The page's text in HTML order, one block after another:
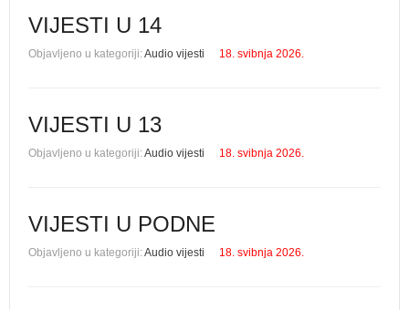
VIJESTI U 14
Objavljeno u kategoriji:Audio vijesti 18. svibnja 2026.
VIJESTI U 13
Objavljeno u kategoriji:Audio vijesti 18. svibnja 2026.
VIJESTI U PODNE
Objavljeno u kategoriji:Audio vijesti 18. svibnja 2026.